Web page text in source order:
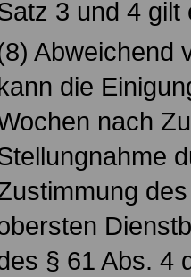
3 und 4 gilt
Abweichend
die
nach
§ 61 Abs. 4